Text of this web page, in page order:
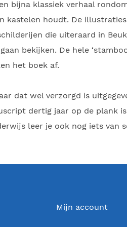
bijna klassiek verhaal
houdt. De
die uiteraard in
bekijken. De hele
het boek af.
dat wel verzorgd is
dertig jaar op de plank
leer je ook nog iets van
Mijn account